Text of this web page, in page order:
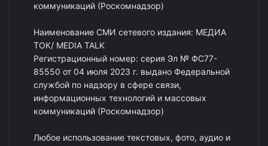
коммуникаций (Роскомнадзор)
Наименование СМИ сетевого издания: МЕДИА
ТОК/ MEDIA TALK
Регистрационный номер: серия Эл № ФС77-
85550 от 04 июля 2023 г. выдано Федеральной
службой по надзору в сфере связи,
информационных технологий и массовых
коммуникаций (Роскомнадзор)
Любое использование текстовых, фото, аудио и